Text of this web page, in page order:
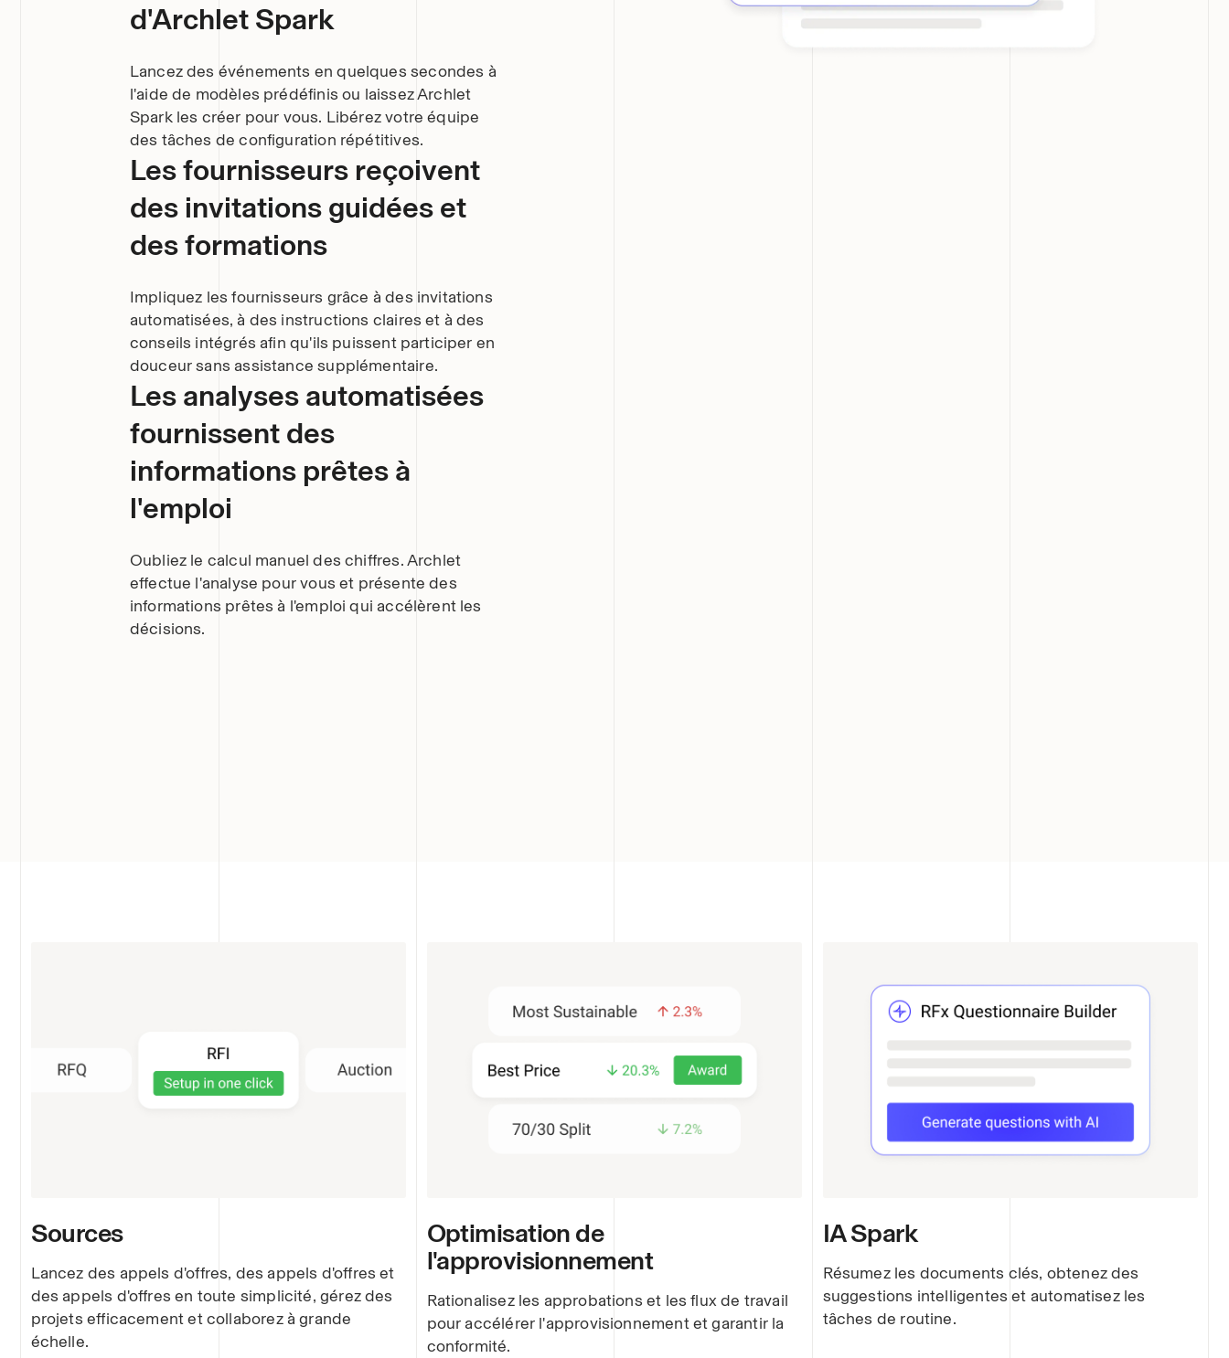
d'Archlet Spark
Lancez des événements en quelques secondes à
l'aide de modèles prédéfinis ou laissez Archlet
Spark les créer pour vous. Libérez votre équipe
des tâches de configuration répétitives.
Les fournisseurs reçoivent
des invitations guidées et
des formations
Impliquez les fournisseurs grâce à des invitations
automatisées, à des instructions claires et à des
conseils intégrés afin qu'ils puissent participer en
douceur sans assistance supplémentaire.
Les analyses automatisées
fournissent des
informations prêtes à
l'emploi
Oubliez le calcul manuel des chiffres. Archlet
effectue l'analyse pour vous et présente des
informations prêtes à l'emploi qui accélèrent les
décisions.
Sources
Lancez des appels d'offres, des appels d'offres et
des appels d'offres en toute simplicité, gérez des
projets efficacement et collaborez à grande
échelle.
Optimisation de
l'approvisionnement
Rationalisez les approbations et les flux de travail
pour accélérer l'approvisionnement et garantir la
conformité.
IA Spark
Résumez les documents clés, obtenez des
suggestions intelligentes et automatisez les
tâches de routine.